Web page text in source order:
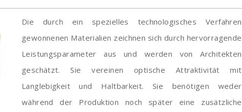
Die durch ein spezielles technologisches Verfahren
gewonnenen Materialien zeichnen sich durch hervorragende
Leistungsparameter aus und werden von Architekten
geschätzt. Sie vereinen optische Attraktivität mit
Langlebigkeit und Haltbarkeit. Sie benötigen weder
während der Produktion noch später eine zusätzliche